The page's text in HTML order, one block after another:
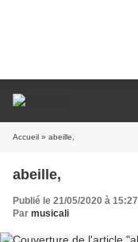
Accueil » abeille,
abeille,
Publié le 21/05/2020 à 15:27
Par musicali